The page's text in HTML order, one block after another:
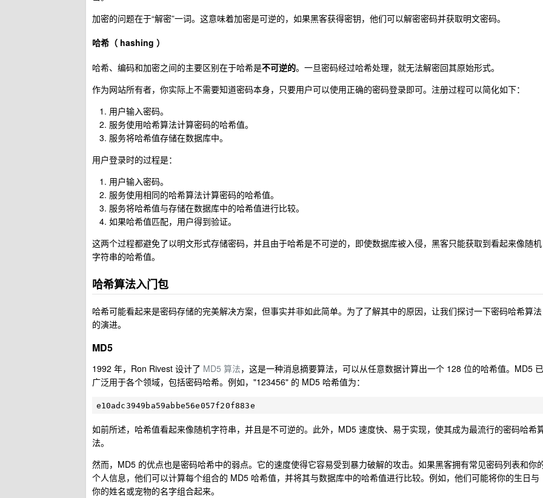
加密的问题在于“解密”一词。这意味着加密是可逆的，如果黑客获得密钥，他们可以解密密码并获取明文密码。
哈希（ hashing ）
哈希、编码和加密之间的主要区别在于哈希是不可逆的。一旦密码经过哈希处理，就无法解密回其原始形式。
作为网站所有者，你实际上不需要知道密码本身，只要用户可以使用正确的密码登录即可。注册过程可以简化如下：
用户输入密码。
服务使用哈希算法计算密码的哈希值。
服务将哈希值存储在数据库中。
用户登录时的过程是：
用户输入密码。
服务使用相同的哈希算法计算密码的哈希值。
服务将哈希值与存储在数据库中的哈希值进行比较。
如果哈希值匹配，用户得到验证。
这两个过程都避免了以明文形式存储密码，并且由于哈希是不可逆的，即使数据库被入侵，黑客只能获取到看起来像随机
字符串的哈希值。
哈希算法入门包
哈希可能看起来是密码存储的完美解决方案，但事实并非如此简单。为了了解其中的原因，让我们探讨一下密码哈希算法
的演进。
MD5
1992 年，Ron Rivest 设计了 MD5 算法，这是一种消息摘要算法，可以从任意数据计算出一个 128 位的哈希值。MD5 已
广泛用于各个领域，包括密码哈希。例如，"123456" 的 MD5 哈希值为：
如前所述，哈希值看起来像随机字符串，并且是不可逆的。此外，MD5 速度快、易于实现，使其成为最流行的密码哈希
法。
然而，MD5 的优点也是密码哈希中的弱点。它的速度使得它容易受到暴力破解的攻击。如果黑客拥有常见密码列表和你
个人信息，他们可以计算每个组合的 MD5 哈希值，并将其与数据库中的哈希值进行比较。例如，他们可能将你的生日与
你的姓名或宠物的名字组合起来。